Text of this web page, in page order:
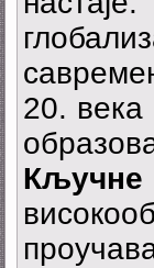
20. века